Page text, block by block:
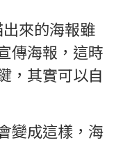
來的海報雖
傳海報，這時
，其實可以自
變成這樣，海